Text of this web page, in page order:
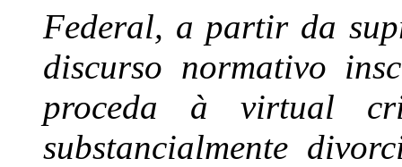
Federal, a partir da
discurso normativo
proceda à virtual
substancialmente